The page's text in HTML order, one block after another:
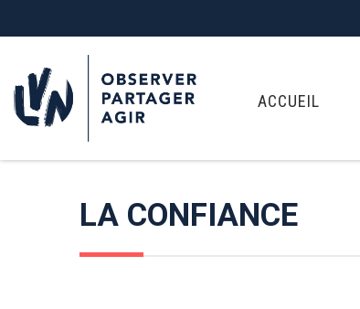
ACCUEIL
LA CONFIANCE